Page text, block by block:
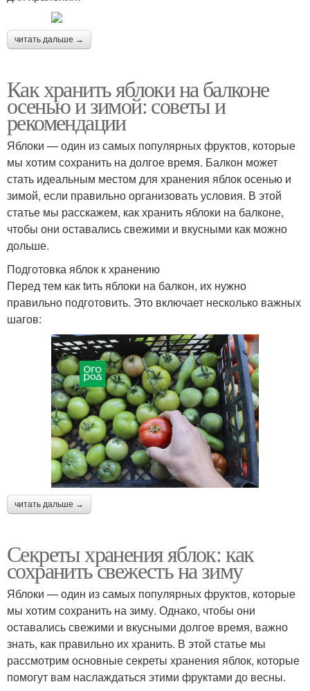
читать дальше →
Как хранить яблоки на балконе
осенью и зимой: советы и
рекомендации
Яблоки — один из самых популярных фруктов, которые
мы хотим сохранить на долгое время. Балкон может
стать идеальным местом для хранения яблок осенью и
зимой, если правильно организовать условия. В этой
статье мы расскажем, как хранить яблоки на балконе,
чтобы они оставались свежими и вкусными как можно
дольше.
Подготовка яблок к хранению
Перед тем как tить яблоки на балкон, их нужно
правильно подготовить. Это включает несколько важных
шагов:
читать дальше →
Секреты хранения яблок: как
сохранить свежесть на зиму
Яблоки — один из самых популярных фруктов, которые
мы хотим сохранить на зиму. Однако, чтобы они
оставались свежими и вкусными долгое время, важно
знать, как правильно их хранить. В этой статье мы
рассмотрим основные секреты хранения яблок, которые
помогут вам наслаждаться этими фруктами до весны.